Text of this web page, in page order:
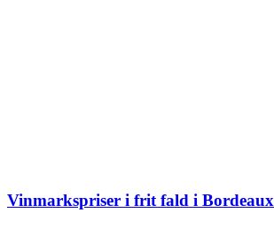
Vinmarkspriser i frit fald i Bordeaux